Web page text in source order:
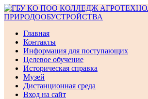
Перейти
к
Главная
Контакты
Информация для поступающих
Целевое обучение
Историческая справка
Музей
Дистанционная среда
Вход на сайт